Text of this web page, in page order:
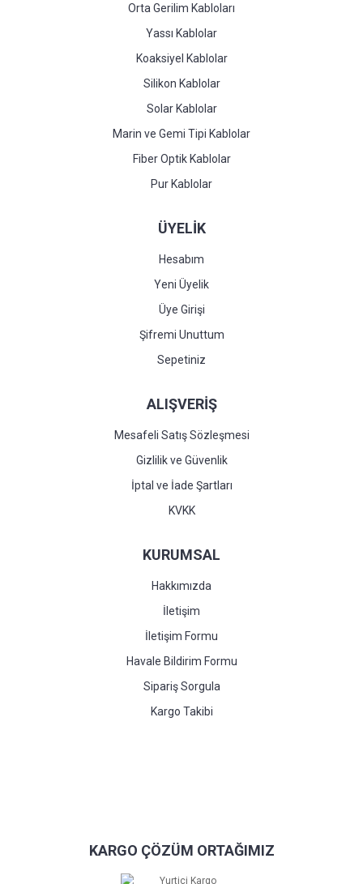
Orta Gerilim Kabloları
Yassı Kablolar
Koaksiyel Kablolar
Silikon Kablolar
Solar Kablolar
Marin ve Gemi Tipi Kablolar
Fiber Optik Kablolar
Pur Kablolar
ÜYELİK
Hesabım
Yeni Üyelik
Üye Girişi
Şifremi Unuttum
Sepetiniz
ALIŞVERİŞ
Mesafeli Satış Sözleşmesi
Gizlilik ve Güvenlik
İptal ve İade Şartları
KVKK
KURUMSAL
Hakkımızda
İletişim
İletişim Formu
Havale Bildirim Formu
Sipariş Sorgula
Kargo Takibi
KARGO ÇÖZÜM ORTAĞIMIZ